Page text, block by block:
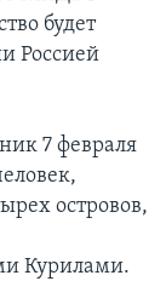
будет
Россией
7 февраля
островов,
Курилами.